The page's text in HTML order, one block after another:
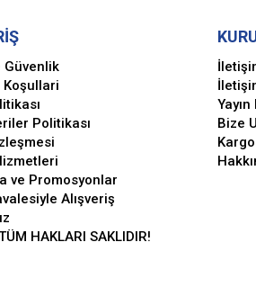
Güvenlik
Koşullari
Politikası
ve Promosyonlar
Alışveriş
HAKLARI SAKLIDIR!
Bize